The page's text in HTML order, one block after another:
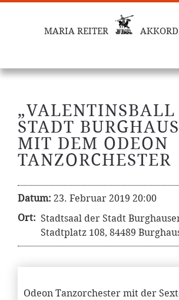
MARIA REITER
„VALENTINSBALL
STADT
MIT DEM ODEON
TANZORCHESTER
Datum: 23. Februar 2019 20:00
Ort: Stadtsaal der Stadt
Stadtplatz 108, 84489
Odeon Tanzorchester mit der